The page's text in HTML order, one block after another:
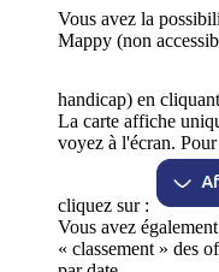
Vous avez la
Mappy (non
handicap) en
La carte affiche
voyez à l'écran.
cliquez sur :
Vous avez
« classement » des